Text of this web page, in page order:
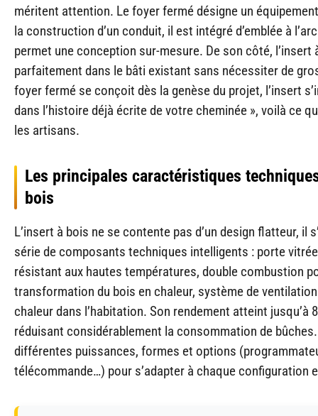
méritent attention. Le foyer fermé désigne un
la construction d’un conduit, il est intégré d’emblée à
permet une conception sur-mesure. De son côté, l’insert
parfaitement dans le bâti existant sans nécessiter de
foyer fermé se conçoit dès la genèse du projet, l’insert
dans l’histoire déjà écrite de votre cheminée », voilà ce
les artisans.
Les principales caractéristiques
bois
L’insert à bois ne se contente pas d’un design flatteur, il
série de composants techniques intelligents : porte
résistant aux hautes températures, double combustion
transformation du bois en chaleur, système de
chaleur dans l’habitation. Son rendement atteint jusqu’à
réduisant considérablement la consommation de
différentes puissances, formes et options
télécommande…) pour s’adapter à chaque configuration